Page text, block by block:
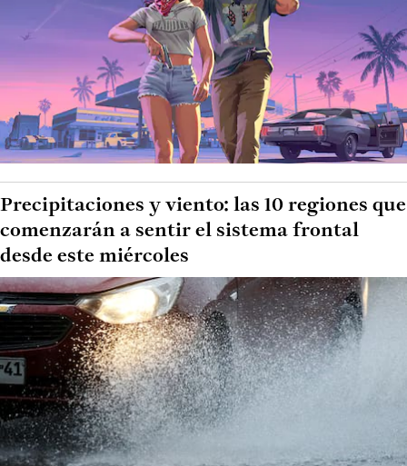
Precipitaciones y viento: las 10 regiones que
comenzarán a sentir el sistema frontal
desde este miércoles